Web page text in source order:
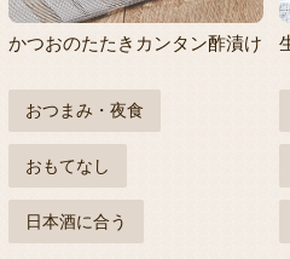
かつおのたたきカンタン酢漬け
おつまみ・夜食
おもてなし
日本酒に合う